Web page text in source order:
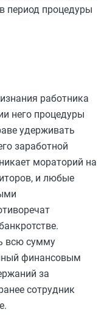
период процедуры
работника
него процедуры
удерживать
заработной
мораторий на
и любые
всю сумму
финансовым
за
сотрудник